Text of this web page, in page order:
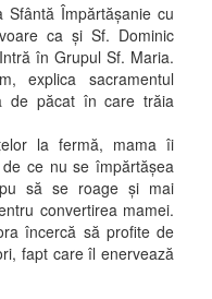
Împărtăşanie cu
ca şi Sf. Dominic
în Grupul Sf. Maria.
explica sacramentul
de păcat în care trăia
la fermă, mama îi
ce nu se împărtăşea
să se roage şi mai
convertirea mamei.
încercă să profite de
fapt care îl enervează